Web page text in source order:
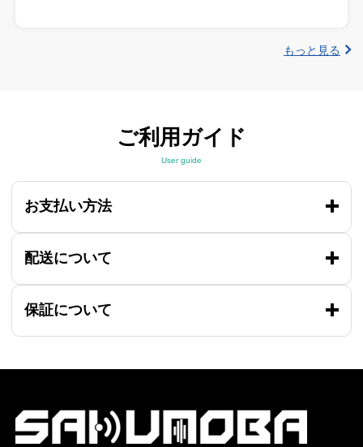
もっと見る
ご利用ガイド
User guide
お支払い方法
配送について
保証について